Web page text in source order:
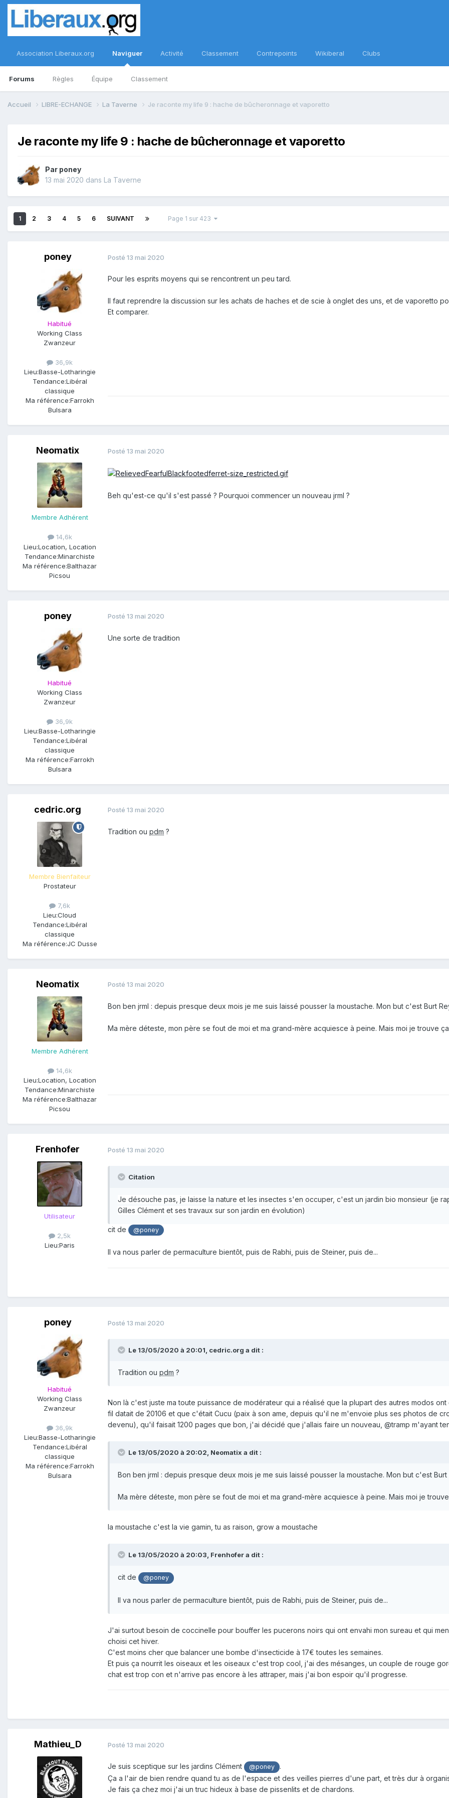
Association Liberaux.org Naviguer
Forums Règles Équipe Classement
Activité Classement Contrepoints Wikiberal Clubs
Accueil LIBRE-ECHANGE La Taverne Je raconte my life 9 : hache de bûcheronnage et vaporetto
Je raconte my life 9 : hache de bûcheronnage et vaporetto
Par poney
13 mai 2020 dans La Taverne
1 2 3 4 5 6 SUIVANT Page 1 sur 423
poney
Habitué
Working Class
Zwanzeur
36,9k
Lieu:Basse-Lotharingie
Tendance:Libéral
classique
Ma référence:Farrokh
Bulsara
Posté 13 mai 2020
Pour les esprits moyens qui se rencontrent un peu tard.
Il faut reprendre la discussion sur les achats de haches et de scie à onglet des uns, et de vaporetto
Et comparer.
Neomatix
Membre Adhérent
14,6k
Lieu:Location, Location
Tendance:Minarchiste
Ma référence:Balthazar
Picsou
Posté 13 mai 2020
Beh qu'est-ce qu'il s'est passé ? Pourquoi commencer un nouveau jrml ?
poney
Habitué
Working Class
Zwanzeur
36,9k
Lieu:Basse-Lotharingie
Tendance:Libéral
classique
Ma référence:Farrokh
Bulsara
Posté 13 mai 2020
Une sorte de tradition
cedric.org
Membre Bienfaiteur
Prostateur
7,6k
Lieu:Cloud
Tendance:Libéral
classique
Ma référence:JC Dusse
Posté 13 mai 2020
Tradition ou pdm ?
Neomatix
Membre Adhérent
14,6k
Lieu:Location, Location
Tendance:Minarchiste
Ma référence:Balthazar
Picsou
Posté 13 mai 2020
Bon ben jrml : depuis presque deux mois je me suis laissé pousser la moustache. Mon but c'est Burt
Ma mère déteste, mon père se fout de moi et ma grand-mère acquiesce à peine. Mais moi je trouve
Frenhofer
Utilisateur
2,5k
Lieu:Paris
Posté 13 mai 2020
Citation
Je désouche pas, je laisse la nature et les insectes s'en occuper, c'est un jardin bio monsieur (je
Gilles Clément et ses travaux sur son jardin en évolution)
cit de @poney
Il va nous parler de permaculture bientôt, puis de Rabhi, puis de Steiner, puis de...
poney
Habitué
Working Class
Zwanzeur
36,9k
Lieu:Basse-Lotharingie
Tendance:Libéral
classique
Ma référence:Farrokh
Bulsara
Posté 13 mai 2020
Le 13/05/2020 à 20:01, cedric.org a dit :
Tradition ou pdm ?
Non là c'est juste ma toute puissance de modérateur qui a réalisé que la plupart des autres modos
fil datait de 20106 et que c'était Cucu (paix à son ame, depuis qu'il ne m'envoie plus ses photos de
devenu), qu'il faisait 1200 pages que bon, j'ai décidé que j'allais faire un nouveau, @tramp m'ayant
Le 13/05/2020 à 20:02, Neomatix a dit :
Bon ben jrml : depuis presque deux mois je me suis laissé pousser la moustache. Mon but c'est
Ma mère déteste, mon père se fout de moi et ma grand-mère acquiesce à peine. Mais moi je
la moustache c'est la vie gamin, tu as raison, grow a moustache
Le 13/05/2020 à 20:03, Frenhofera dit :
cit de @poney
Il va nous parler de permaculture bientôt, puis de Rabhi, puis de Steiner, puis de...
J'ai surtout besoin de coccinelle pour bouffer les pucerons noirs qui ont envahi mon sureau et qui
choisi cet hiver.
C'est moins cher que balancer une bombe d'insecticide à 17€ toutes les semaines.
Et puis ça nourrit les oiseaux et les oiseaux c'est trop cool, j'ai des mésanges, un couple de rouge
chat est trop con et n'arrive pas encore à les attraper, mais j'ai bon espoir qu'il progresse.
Mathieu_D Posté 13 mai 2020
Je suis sceptique sur les jardins Clément @poney
.
Ça a l'air de bien rendre quand tu as de l'espace et des veilles pierres d'une part, et très dur à
Je fais ça chez moi j'ai un truc hideux à base de pissenlits et de chardons.